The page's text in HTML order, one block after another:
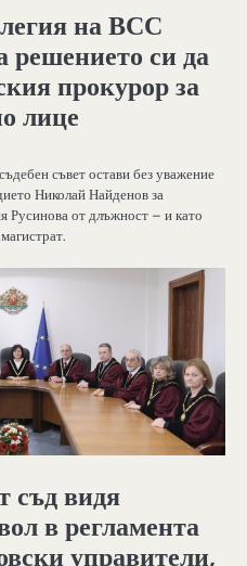
на ВСС
решението си да
прокурор за
лице
съвет остави без уважение
Николай Найденов за
Русинова от длъжност – и като
съд видя
в регламента
управители,